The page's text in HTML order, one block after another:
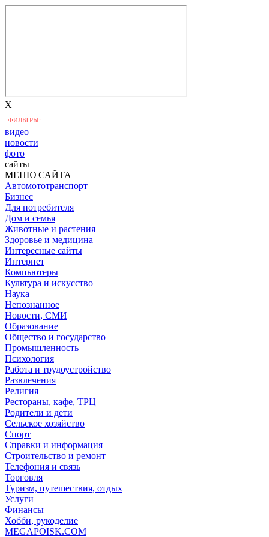
X
ФИЛЬТРЫ:
видео
новости
фото
сайты
МЕНЮ САЙТА
Автомототранспорт
Бизнес
Для потребителя
Дом и семья
Животные и растения
Здоровье и медицина
Интересные сайты
Интернет
Компьютеры
Культура и искусство
Наука
Непознанное
Новости, СМИ
Образование
Общество и государство
Промышленность
Психология
Работа и трудоустройство
Развлечения
Религия
Рестораны, кафе, ТРЦ
Родители и дети
Сельское хозяйство
Спорт
Справки и информация
Строительство и ремонт
Телефония и связь
Торговля
Туризм, путешествия, отдых
Услуги
Финансы
Хобби, рукоделие
MEGAPOISK.COM